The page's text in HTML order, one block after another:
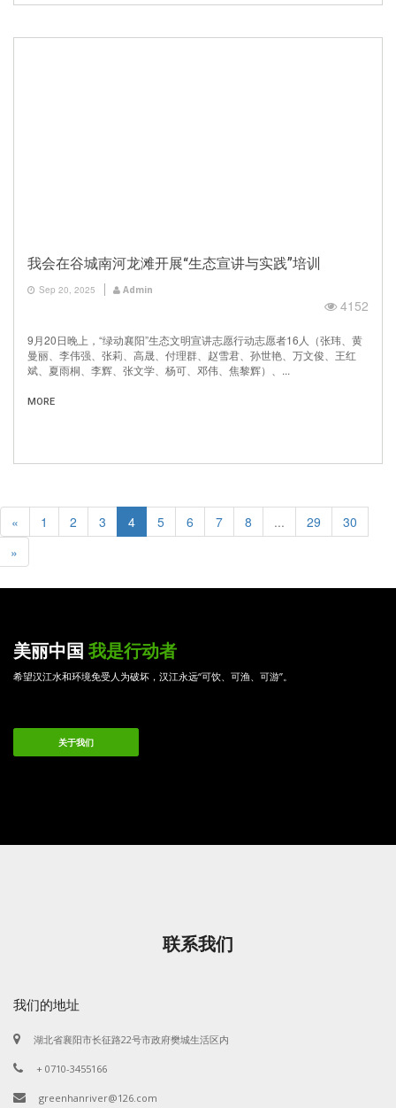
我会在谷城南河龙滩开展“生态宣讲与实践”培训
Sep 20, 2025 Admin
4152
9月20日晚上，“绿动襄阳”生态文明宣讲志愿行动志愿者16人（张玮、黄
曼丽、李伟强、张莉、高晟、付理群、赵雪君、孙世艳、万文俊、王红
斌、夏雨桐、李辉、张文学、杨可、邓伟、焦黎辉）、...
MORE
« 1 2 3 4 5 6 7 8 ... 29
30
»
美丽中国 我是行动者
希望汉江水和环境免受人为破坏，汉江永远“可饮、可渔、可游”。
关于我们
联系我们
我们的地址
湖北省襄阳市长征路22号市政府樊城生活区内
+ 0710-3455166
greenhanriver@126.com